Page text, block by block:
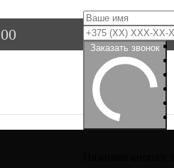
Заказать звонок